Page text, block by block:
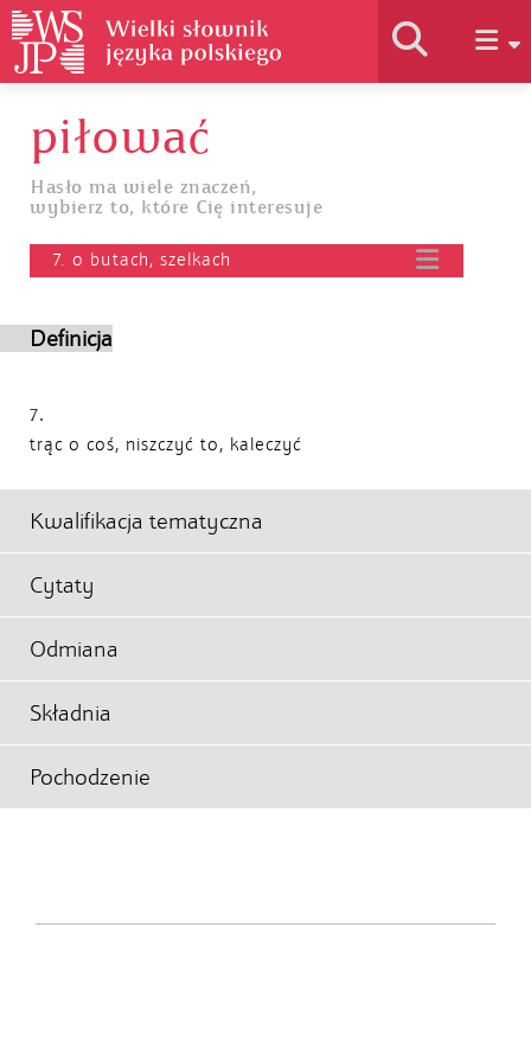
Historia słownika
Jak korzystać
piłować
Hasło ma wiele znaczeń,
wybierz to, które Cię interesuje
7. o butach, szelkach
Definicja
7.
trąc o coś, niszczyć to, kaleczyć
Kwalifikacja tematyczna
Cytaty
Odmiana
Składnia
Pochodzenie